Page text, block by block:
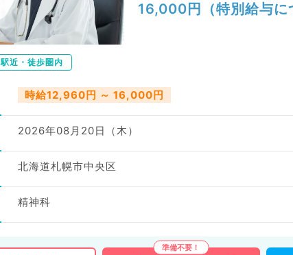
16,000円（特別給与に
駅近・徒歩圏内
時給12,960円 ～ 16,000円
2026年08月20日（木）
北海道札幌市中央区
精神科